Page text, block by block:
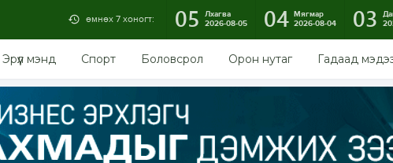
өмнөх 7 хоногт: 05
Лхагва
2026-08-05
04 Мягмар
2026-08-04
03
Эрүүл мэнд Спорт Боловсрол Орон нутаг Гадаад